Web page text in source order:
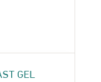
GEL